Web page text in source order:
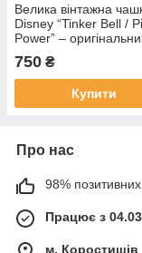
Велика вінтажна
Disney “Tinker Bell /
Power” –
ліцензійний кухоль,
см
750 ₴
Купити
Про нас
98% позитивних
Працює з
м. Коростишів